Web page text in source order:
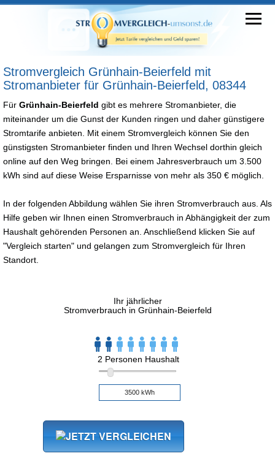
Stromvergleich Grünhain-Beierfeld mit
Stromanbieter für Grünhain-Beierfeld, 08344
Für Grünhain-Beierfeld gibt es mehrere Stromanbieter, die
miteinander um die Gunst der Kunden ringen und daher günstigere
Stromtarife anbieten. Mit einem Stromvergleich können Sie den
günstigsten Stromanbieter finden und Ihren Wechsel dorthin gleich
online auf den Weg bringen. Bei einem Jahresverbrauch um 3.500
kWh sind auf diese Weise Ersparnisse von mehr als 350 € möglich.
In der folgenden Abbildung wählen Sie ihren Stromverbrauch aus. Als
Hilfe geben wir Ihnen einen Stromverbrauch in Abhängigkeit der zum
Haushalt gehörenden Personen an. Anschließend klicken Sie auf
"Vergleich starten" und gelangen zum Stromvergleich für Ihren
Standort.
Ihr jährlicher
Stromverbrauch in Grünhain-Beierfeld
2 Personen Haushalt